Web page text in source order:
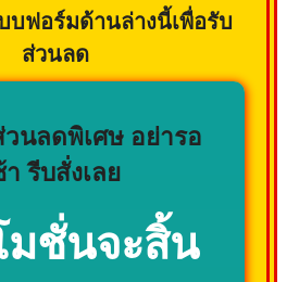
บฟอร์มด้านล่างนี้เพื่อรับ
ส่วนลด
นลดพิเศษ อย่ารอ
า รีบสั่งเลย
มชั่นจะสิ้น